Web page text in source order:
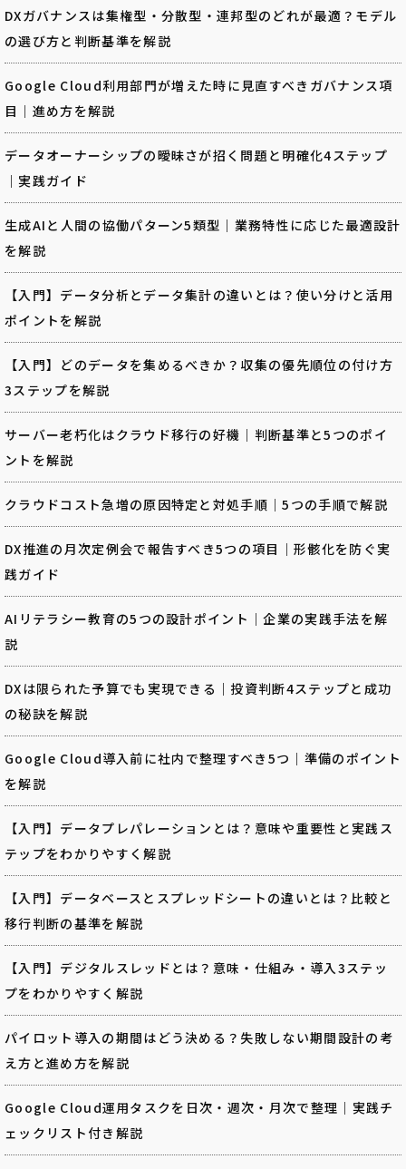
DXガバナンスは集権型・分散型・連邦型のどれが最適？モデル
の選び方と判断基準を解説
Google Cloud利用部門が増えた時に見直すべきガバナンス項
目｜進め方を解説
データオーナーシップの曖昧さが招く問題と明確化4ステップ
｜実践ガイド
生成AIと人間の協働パターン5類型｜業務特性に応じた最適設計
を解説
【入門】データ分析とデータ集計の違いとは？使い分けと活用
ポイントを解説
【入門】どのデータを集めるべきか？収集の優先順位の付け方
3ステップを解説
サーバー老朽化はクラウド移行の好機｜判断基準と5つのポイ
ントを解説
クラウドコスト急増の原因特定と対処手順｜5つの手順で解説
DX推進の月次定例会で報告すべき5つの項目｜形骸化を防ぐ実
践ガイド
AIリテラシー教育の5つの設計ポイント｜企業の実践手法を解
説
DXは限られた予算でも実現できる｜投資判断4ステップと成功
の秘訣を解説
Google Cloud導入前に社内で整理すべき5つ｜準備のポイント
を解説
【入門】データプレパレーションとは？意味や重要性と実践ス
テップをわかりやすく解説
【入門】データベースとスプレッドシートの違いとは？比較と
移行判断の基準を解説
【入門】デジタルスレッドとは？意味・仕組み・導入3ステッ
プをわかりやすく解説
パイロット導入の期間はどう決める？失敗しない期間設計の考
え方と進め方を解説
Google Cloud運用タスクを日次・週次・月次で整理｜実践チ
ェックリスト付き解説